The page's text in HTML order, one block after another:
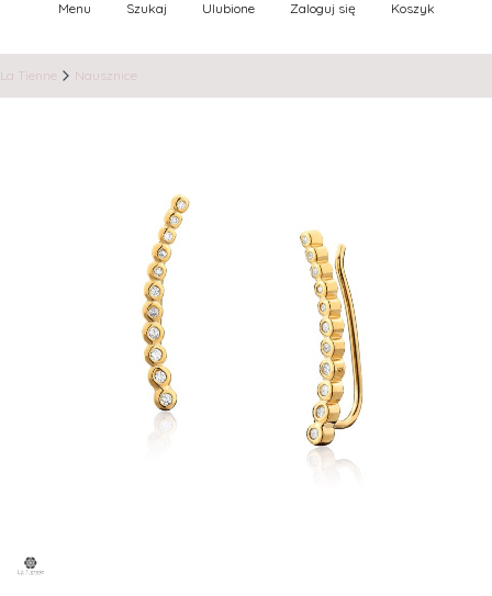
Menu Szukaj Ulubione Zaloguj się Koszyk
La Tienne Nausznice